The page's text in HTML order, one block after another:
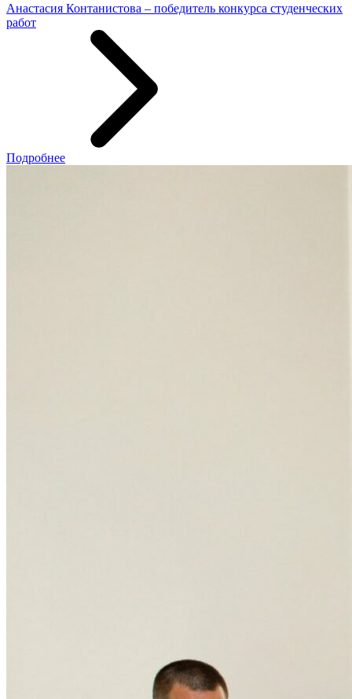
Анастасия Контанистова – победитель конкурса студенческих
работ
Подробнее